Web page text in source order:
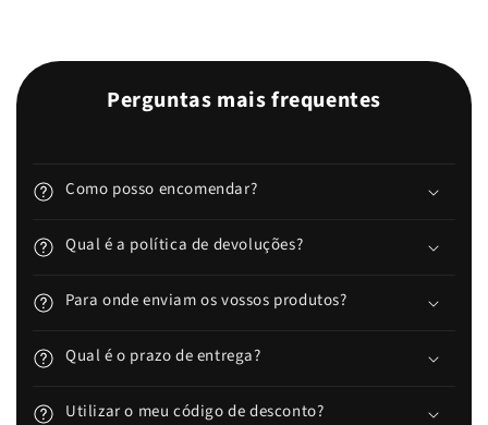
Perguntas mais frequentes
Como posso encomendar?
Qual é a política de devoluções?
Para onde enviam os vossos produtos?
Qual é o prazo de entrega?
Utilizar o meu código de desconto?